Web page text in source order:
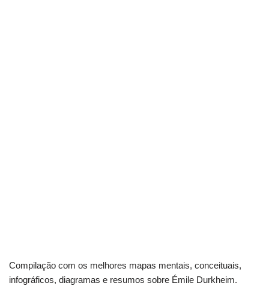
Compilação com os melhores mapas mentais, conceituais,
infográficos, diagramas e resumos sobre Émile Durkheim.